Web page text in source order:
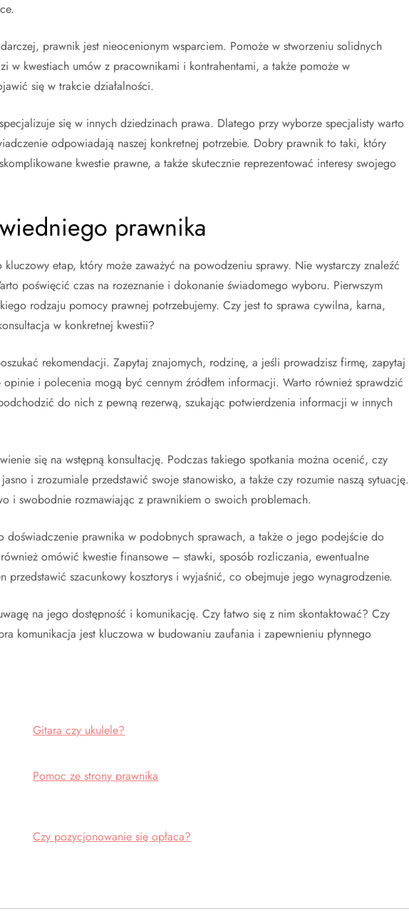
prawnik jest nieocenionym wsparciem. Pomoże w stworzeniu solidnych
w kwestiach umów z pracownikami i kontrahentami, a także pomoże w
się w trakcie działalności.
się w innych dziedzinach prawa. Dlatego przy wyborze specjalisty warto
odpowiadają naszej konkretnej potrzebie. Dobry prawnik to taki, który
kwestie prawne, a także skutecznie reprezentować interesy swojego
prawnika
etap, który może zaważyć na powodzeniu sprawy. Nie wystarczy znaleźć
poświęcić czas na rozeznanie i dokonanie świadomego wyboru. Pierwszym
rodzaju pomocy prawnej potrzebujemy. Czy jest to sprawa cywilna, karna,
w konkretnej kwestii?
rekomendacji. Zapytaj znajomych, rodzinę, a jeśli prowadzisz firmę, zapytaj
i polecenia mogą być cennym źródłem informacji. Warto również sprawdzić
do nich z pewną rezerwą, szukając potwierdzenia informacji w innych
się na wstępną konsultację. Podczas takiego spotkania można ocenić, czy
i zrozumiale przedstawić swoje stanowisko, a także czy rozumie naszą sytuację.
i swobodnie rozmawiając z prawnikiem o swoich problemach.
doświadczenie prawnika w podobnych sprawach, a także o jego podejście do
omówić kwestie finansowe – stawki, sposób rozliczania, ewentualne
przedstawić szacunkowy kosztorys i wyjaśnić, co obejmuje jego wynagrodzenie.
na jego dostępność i komunikację. Czy łatwo się z nim skontaktować? Czy
komunikacja jest kluczowa w budowaniu zaufania i zapewnieniu płynnego
Gitara czy ukulele?
Pomoc ze strony prawnika
Czy pozycjonowanie się opłaca?